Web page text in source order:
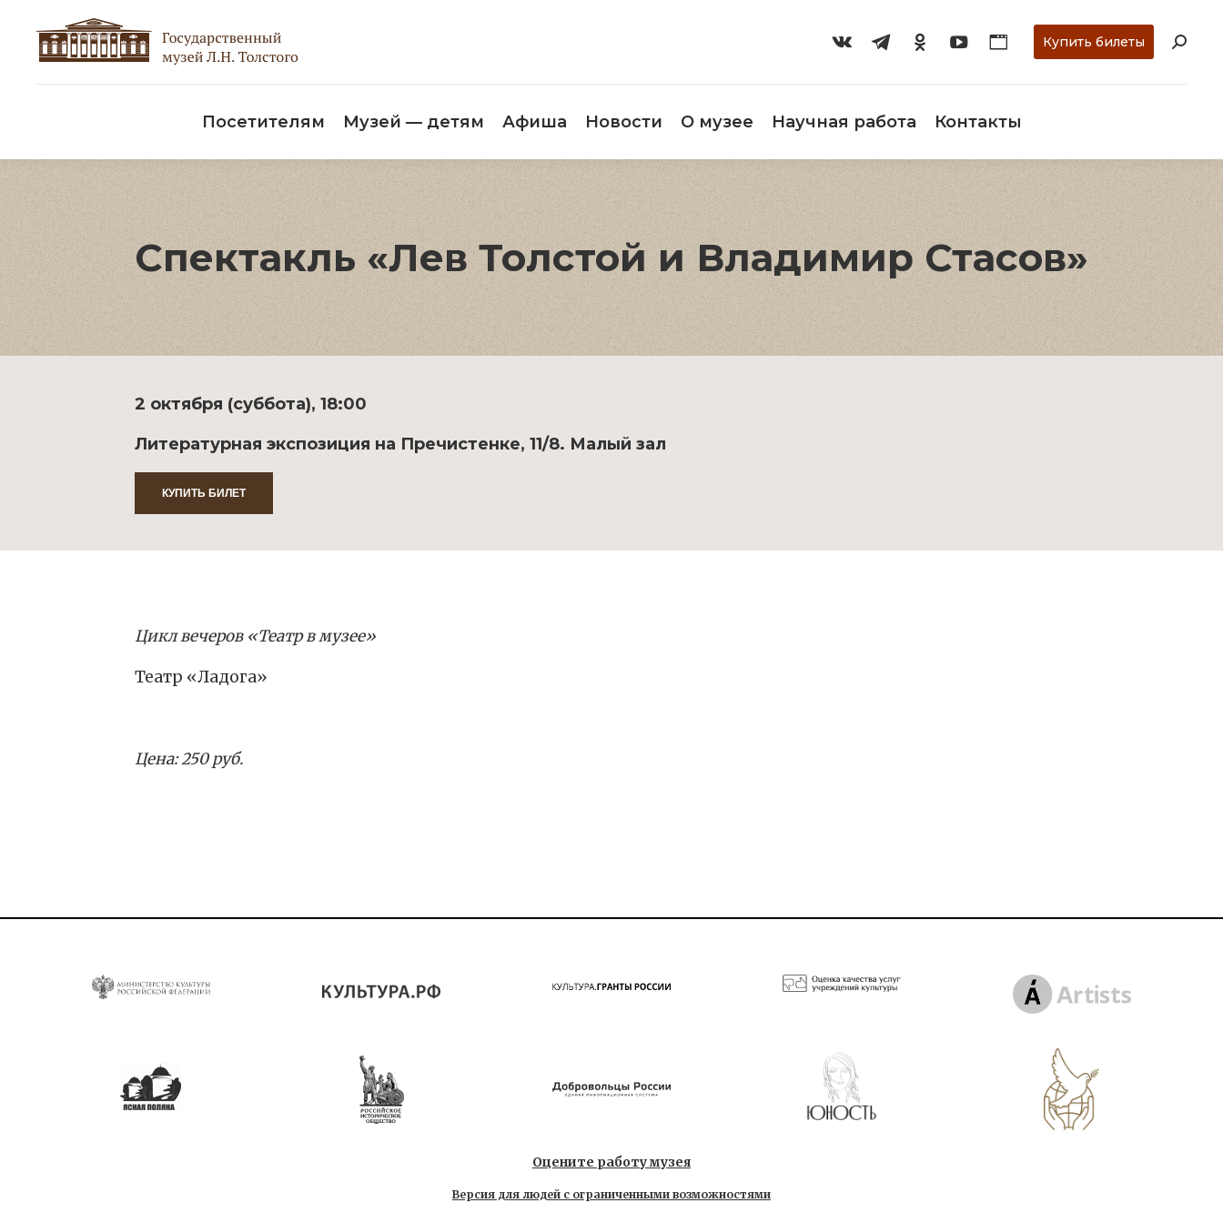
Купить билеты
Посетителям Музей — детям Афиша Новости О музее Научная работа Контакты
Спектакль «Лев Толстой и Владимир Стасов»
2 октября (суббота), 18:00
Литературная экспозиция на Пречистенке, 11/8. Малый зал
КУПИТЬ БИЛЕТ
Цикл вечеров «Театр в музее»
Театр «Ладога»
Цена: 250 руб.
Оцените работу музея
Версия для людей с ограниченными возможностями
О музее Научная работа Контакты